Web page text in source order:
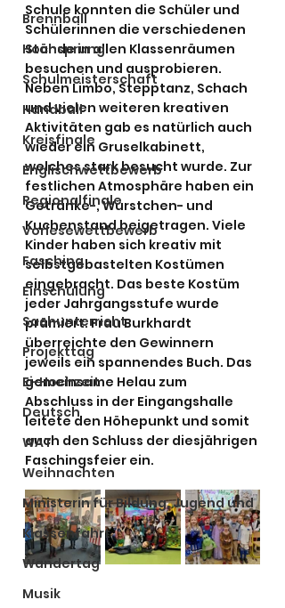
Brennball
Hochsprung
Schulmeisterschaft
Handball
Kreisfinale
Englischwettbewerb
Regionalfinale
Vorlesewettbewerb
Fasching
Einschulung
Sachunterricht
Projekttag
Ei-Hochzeit
Deutsch
WAT
Weihnachten
Ministerin für Bildung, Jugend und
Klassenfahrt
Wandertag
Musik
Schule konnten die Schüler und
Schülerinnen die verschiedenen
Stände in allen Klassenräumen
besuchen und ausprobieren.
Neben Limbo, Stepptanz, Schach
und vielen weiteren kreativen
Aktivitäten gab es natürlich auch
wieder ein Gruselkabinett,
welches stark besucht wurde. Zur
festlichen Atmosphäre haben ein
Getränke-, Würstchen- und
Kuchenstand beigetragen. Viele
Kinder haben sich kreativ mit
selbstgebastelten Kostümen
eingebracht. Das beste Kostüm
jeder Jahrgangsstufe wurde
prämiert. Frau Burkhardt
überreichte den Gewinnern
jeweils ein spannendes Buch. Das
gemeinsame Helau zum
Abschluss in der Eingangshalle
leitete den Höhepunkt und somit
auch den Schluss der diesjährigen
Faschingsfeier ein.